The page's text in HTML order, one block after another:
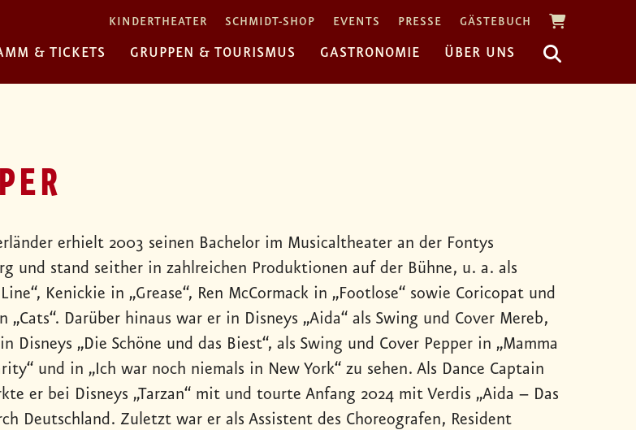
KINDERTHEATER SCHMIDT-SHOP EVENTS PRESSE GÄSTEBUCH
& TICKETS GRUPPEN & TOURISMUS GASTRONOMIE ÜBER UNS
erhielt 2003 seinen Bachelor im Musicaltheater an der Fontys
und stand seither in zahlreichen Produktionen auf der Bühne, u. a. als
Kenickie in „Grease“, Ren McCormack in „Footlose“ sowie Coricopat und
„Cats“. Darüber hinaus war er in Disneys „Aida“ als Swing und Cover Mereb,
Disneys „Die Schöne und das Biest“, als Swing und Cover Pepper in „Mamma
und in „Ich war noch niemals in New York“ zu sehen. Als Dance Captain
er bei Disneys „Tarzan“ mit und tourte Anfang 2024 mit Verdis „Aida – Das
Deutschland. Zuletzt war er als Assistent des Choreografen, Resident